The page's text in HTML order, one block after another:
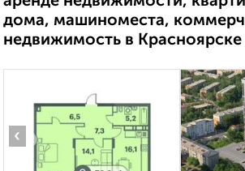
дома, машиноместа,
недвижимость в Красноярске
‹